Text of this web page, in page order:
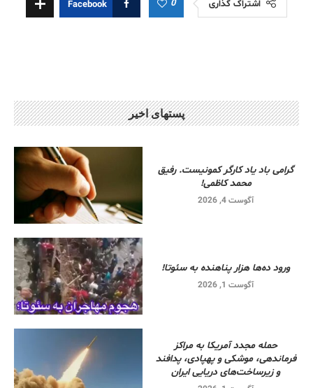
اشتراک گذاری 0
Facebook
پستهای اخیر
گرامی باد یاد کارگر کمونیست. رفیق
محمد کاظمی!
آگوست 4, 2026
ورود ده‌ها هزار پناهنده به سئوتا!
آگوست 1, 2026
حمله مجدد آمریکا به مراکز
فرماندهی، موشکی و پهپادی، پدافند
و زیرساخت‌های دریایی ایران